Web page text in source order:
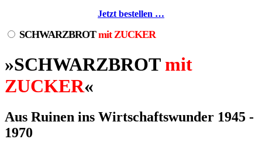
Jetzt bestellen …
SCHWARZBROTmit ZUCKER
»SCHWARZBROTmit
ZUCKER«
Aus Ruinen ins Wirtschaftswunder 1945 -
1970